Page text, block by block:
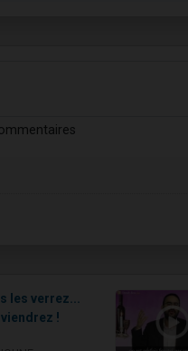
les verrez...
!